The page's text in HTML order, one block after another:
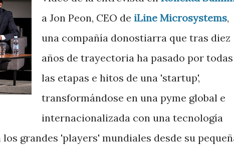
a Jon Peon, CEO de iLine Microsystems,
una compañía donostiarra que tras diez
años de trayectoria ha pasado por todas
las etapas e hitos de una 'startup',
transformándose en una pyme global e
internacionalizada con una tecnología
grandes 'players' mundiales desde su